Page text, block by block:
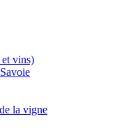
vins)
la vigne